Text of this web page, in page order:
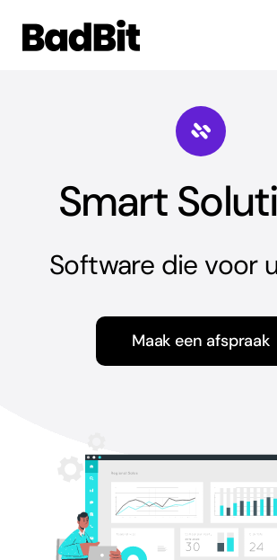
Cases
Vacatures
Over ons
Smart
Software die voor
Maak een afspraak